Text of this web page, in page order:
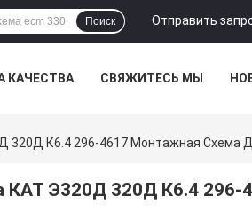
Отправить
Поиск
КАЧЕСТВА СВЯЖИТЕСЬ МЫ
320Д К6.4 296-4617 Монтажная Схема
КАТ Э320Д 320Д К6.4 296-